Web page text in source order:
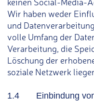
Wir haben weder
und
volle Umfang der
Verarbeitung, die
Löschung der
soziale Netzwerk
1.4 Einbindung von